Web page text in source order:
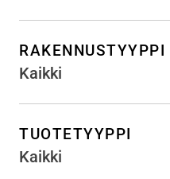
RAKENNUSTYYPPI
Kaikki
TUOTETYYPPI
Kaikki